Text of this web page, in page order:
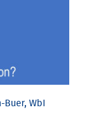
WbI